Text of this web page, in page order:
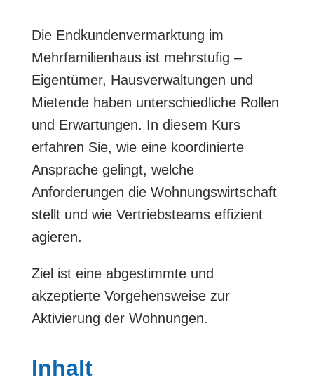
Die Endkundenvermarktung im
Mehrfamilienhaus ist mehrstufig –
Eigentümer, Hausverwaltungen und
Mietende haben unterschiedliche Rollen
und Erwartungen. In diesem Kurs
erfahren Sie, wie eine koordinierte
Ansprache gelingt, welche
Anforderungen die Wohnungswirtschaft
stellt und wie Vertriebsteams effizient
agieren.
Ziel ist eine abgestimmte und
akzeptierte Vorgehensweise zur
Aktivierung der Wohnungen.
Inhalt